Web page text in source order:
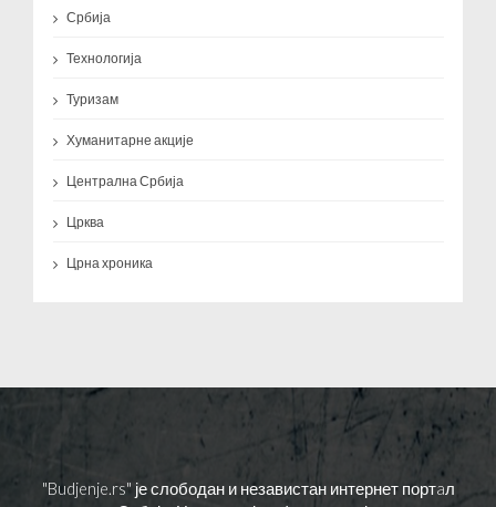
Србија
Технологија
Туризам
Хуманитарне акције
Централна Србија
Црква
Црна хроника
"Budjenje.rs" је слободан и независтан интернет портaл